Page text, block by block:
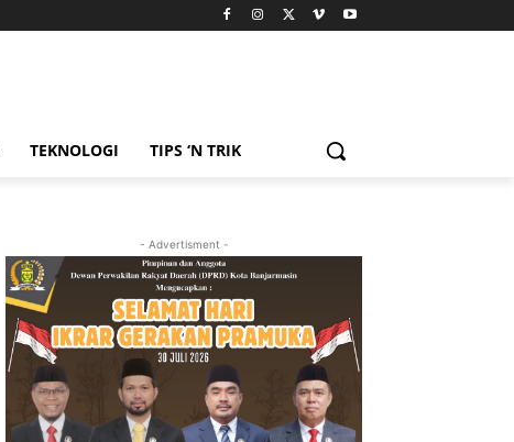
TEKNOLOGI TIPS ‘N TRIK
- Advertisment -